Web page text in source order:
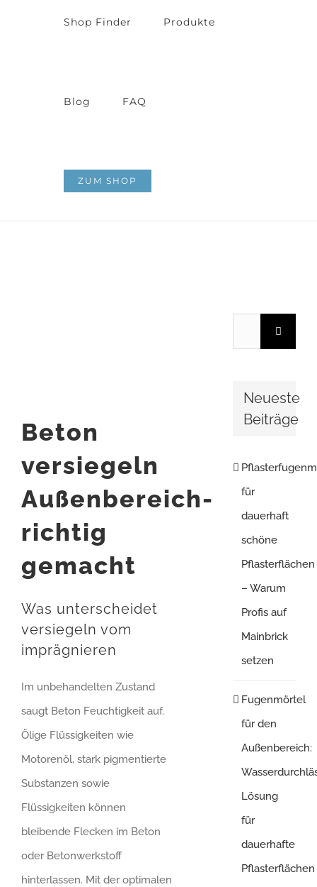
Shop Finder Produkte
Blog FAQ
ZUM SHOP
Beton
versiegeln
Außenbereich-
richtig
gemacht
Was unterscheidet
versiegeln vom
imprägnieren
Im unbehandelten Zustand
saugt Beton Feuchtigkeit auf.
Ölige Flüssigkeiten wie
Motorenöl, stark pigmentierte
Substanzen sowie
Flüssigkeiten können
bleibende Flecken im Beton
oder Betonwerkstoff
hinterlassen. Mit der optimalen
nach:
Neueste
Beiträge
für
dauerhaft
schöne
Pflasterflächen
– Warum
Profis auf
Mainbrick
setzen
Fugenmörtel
für den
Außenbereich:
Lösung
für
dauerhafte
Pflasterflächen